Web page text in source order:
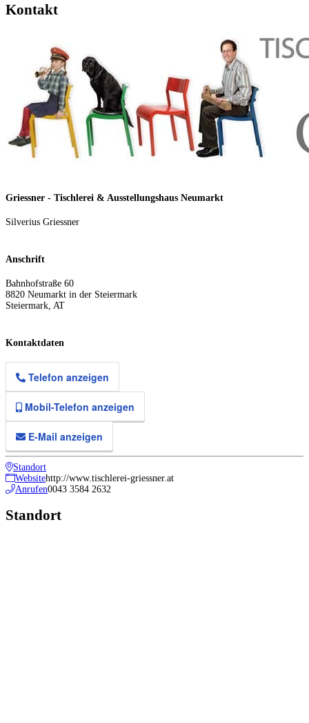
Kontakt
Griessner - Tischlerei & Ausstellungshaus Neumarkt
Silverius Griessner
Anschrift
Bahnhofstraße 60
8820 Neumarkt in der Steiermark
Steiermark AT
Kontaktdaten
Telefon anzeigen
Mobil-Telefon anzeigen
E-Mail anzeigen
Standort
Websitehttp://www.tischlerei-griessner.at
Anrufen0043 3584 2632
Standort